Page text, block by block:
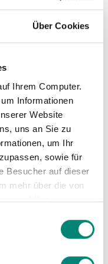
Über Cookies
Ihrem Computer.
Informationen
Website
uns an Sie zu
um Ihr
sowie für
Besucher auf dieser
mehr über die von
und Ihre
Layout